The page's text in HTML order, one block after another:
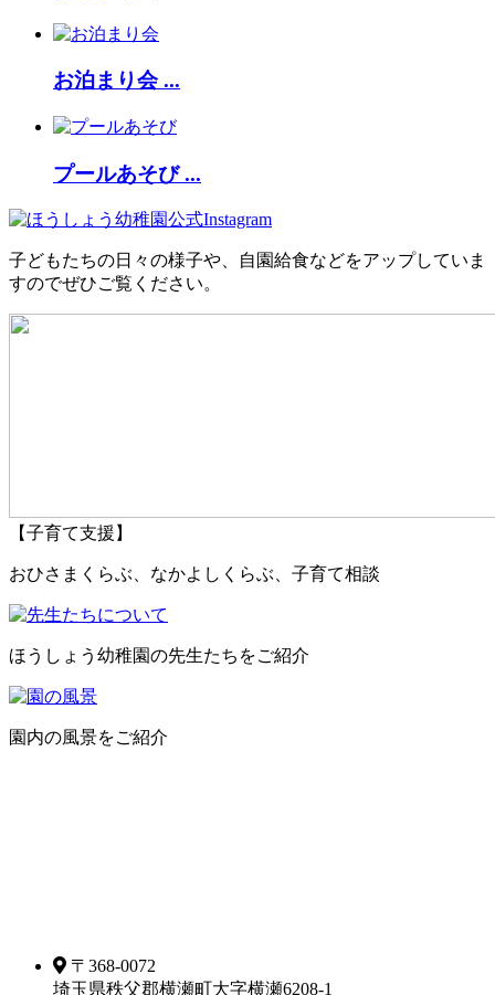
お泊まり会 ...
プールあそび ...
子どもたちの日々の様子や、自園給食などをアップしていま
すのでぜひご覧ください。
【子育て支援】
おひさまくらぶ、なかよしくらぶ、子育て相談
ほうしょう幼稚園の先生たちをご紹介
園内の風景をご紹介
〒368-0072
埼玉県秩父郡横瀬町大字横瀬6208-1